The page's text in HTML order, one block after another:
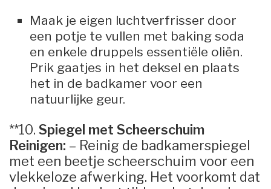
Maak je eigen luchtverfrisser door
een potje te vullen met baking soda
en enkele druppels essentiële oliën.
Prik gaatjes in het deksel en plaats
het in de badkamer voor een
natuurlijke geur.
**10. Spiegel met Scheerschuim
Reinigen: – Reinig de badkamerspiegel
met een beetje scheerschuim voor een
vlekkeloze afwerking. Het voorkomt dat